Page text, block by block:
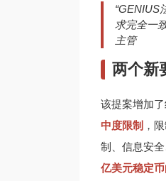
“GENIUS
求完全一
主管
两个新
该提案增加
中度限制 ，
制、信息安
亿美元稳定